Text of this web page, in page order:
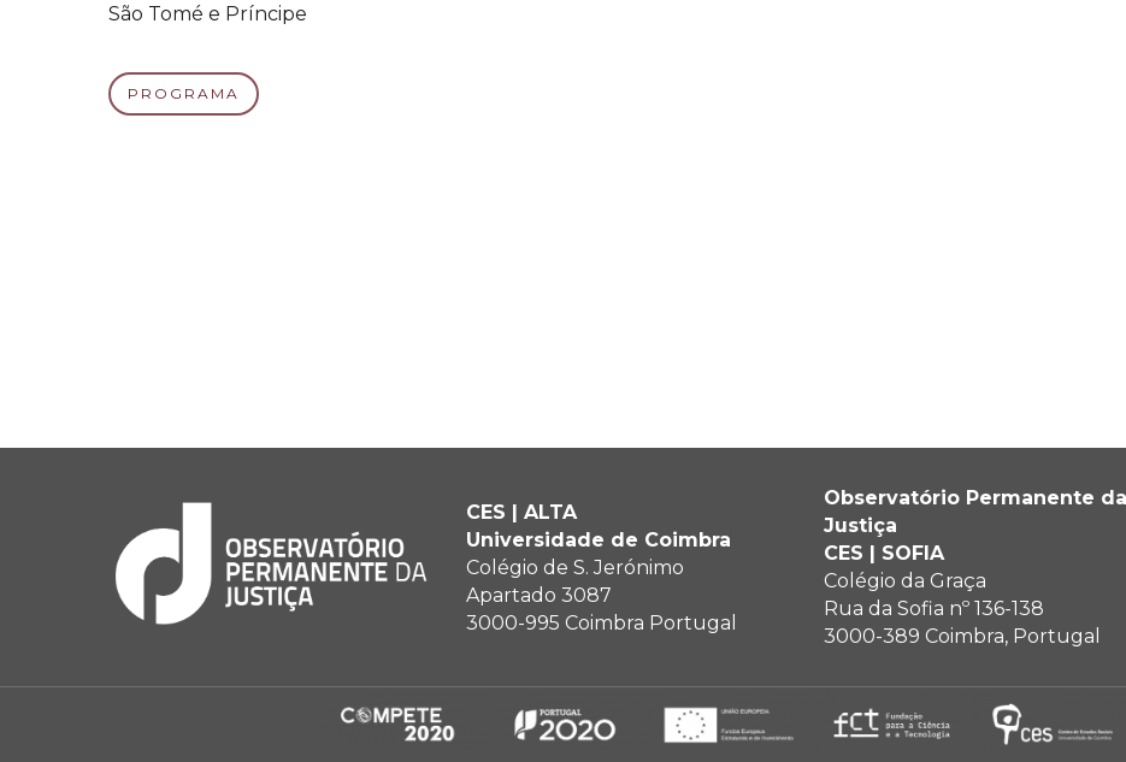
São Tomé e Príncipe
PROGRAMA
CES | ALTA
Universidade de Coimbra
Colégio de S. Jerónimo
Apartado 3087
3000-995 Coimbra Portugal
Observatório Permanente da
Justiça
CES | SOFIA
Colégio da Graça
Rua da Sofia nº 136-138
3000-389 Coimbra, Portugal